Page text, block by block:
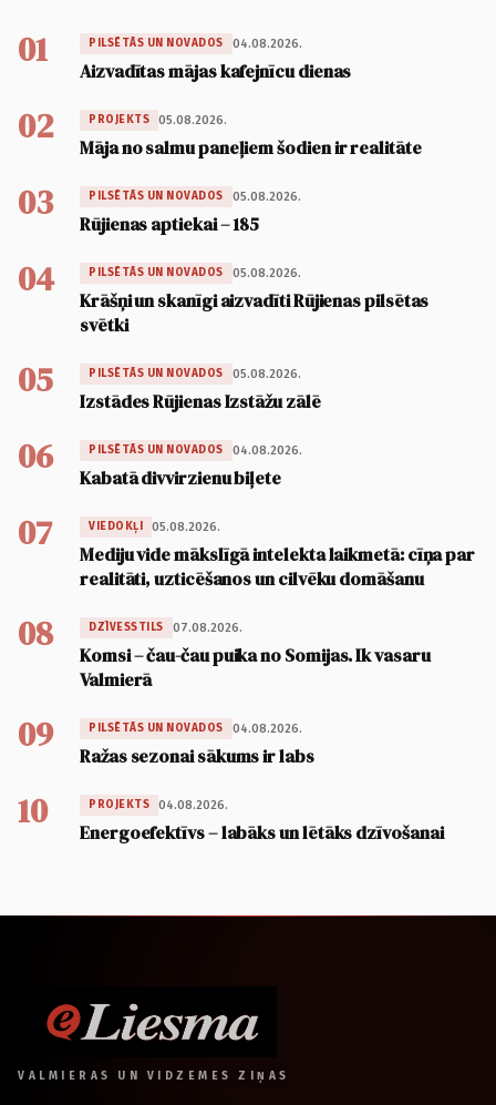
01 PILSĒTĀS UN NOVADOS 04.08.2026.
Aizvadītas mājas kafejnīcu dienas
02 PROJEKTS 05.08.2026.
Māja no salmu paneļiem šodien ir realitāte
03 PILSĒTĀS UN NOVADOS 05.08.2026.
Rūjienas aptiekai – 185
04 PILSĒTĀS UN NOVADOS 05.08.2026.
Krāšņi un skanīgi aizvadīti Rūjienas pilsētas
svētki
05 PILSĒTĀS UN NOVADOS 05.08.2026.
Izstādes Rūjienas Izstāžu zālē
06 PILSĒTĀS UN NOVADOS 04.08.2026.
Kabatā divvirzienu biļete
07 VIEDOKĻI 05.08.2026.
Mediju vide mākslīgā intelekta laikmetā: cīņa par
realitāti, uzticēšanos un cilvēku domāšanu
08 DZĪVESSTILS 07.08.2026.
Komsi – čau-čau puika no Somijas. Ik vasaru
Valmierā
09 PILSĒTĀS UN NOVADOS 04.08.2026.
Ražas sezonai sākums ir labs
10 PROJEKTS 04.08.2026.
Energoefektīvs – labāks un lētāks dzīvošanai
VALMIERAS UN VIDZEMES ZIŅAS